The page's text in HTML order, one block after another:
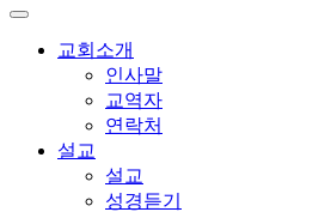
교회소개
인사말
교역자
연락처
설교
설교
성경듣기